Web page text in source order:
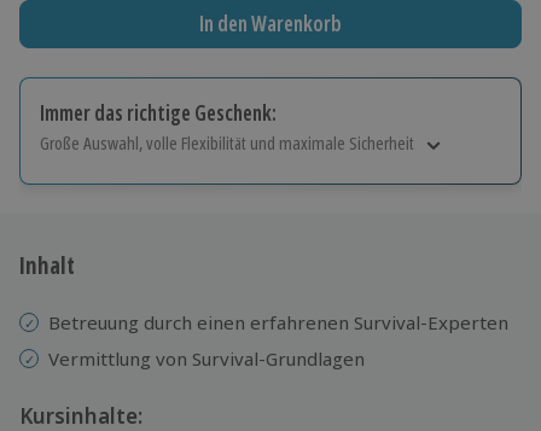
In den Warenkorb
Immer das richtige Geschenk:
Große Auswahl, volle Flexibilität und maximale Sicherheit
Jeder Gutschein für alle Erlebnisse einlösbar.
Inhalt
Betreuung durch einen erfahrenen Survival-Experten
Vermittlung von Survival-Grundlagen
Kursinhalte: